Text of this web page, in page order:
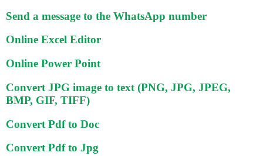
Send a message to the WhatsApp number
Online Excel Editor
Online Power Point
Convert JPG image to text (PNG, JPG, JPEG,
BMP, GIF, TIFF)
Convert Pdf to Doc
Convert Pdf to Jpg